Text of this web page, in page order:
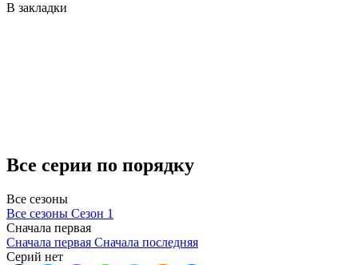
В закладки
Все серии по порядку
Все сезоны
Все сезоны Сезон 1
Сначала первая
Сначала первая Сначала последняя
Серий нет